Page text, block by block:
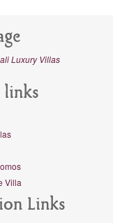
Luxury Villas
links
Villa
Links